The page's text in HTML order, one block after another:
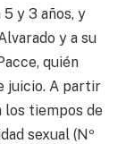
y 3 años, y
y a su
quién
juicio. A partir
los tiempos de
sexual (Nº